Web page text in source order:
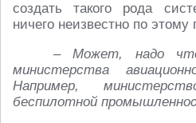
создать такого рода
ничего неизвестно по этому
– Может, надо
министерства
Например,
беспилотной